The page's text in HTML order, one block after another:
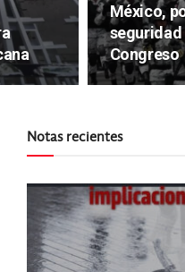
México,
seguridad
Congreso
Notas recientes